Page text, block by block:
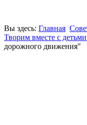
Вы здесь: Главная
Творим вместе с детьми
дорожного движения"